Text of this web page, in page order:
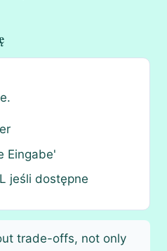
Eingabe'
jeśli dostępne
trade-offs, not only